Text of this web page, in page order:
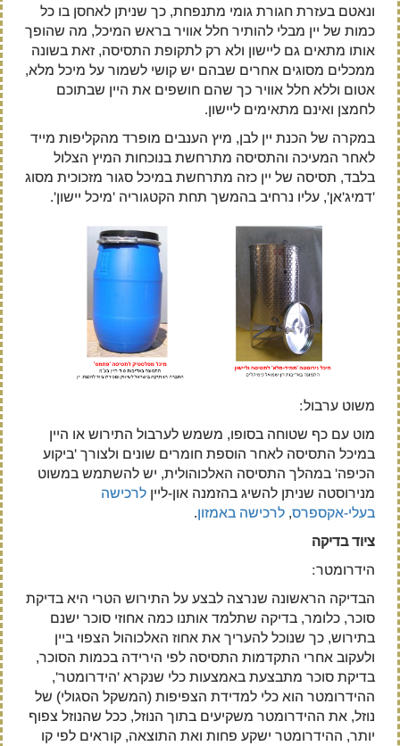
ונאטם בעזרת חגורת גומי מתנפחת, כך שניתן לאחסן בו כל
כמות של יין מבלי להותיר חלל אוויר בראש המיכל, מה שהופך
אותו מתאים גם ליישון ולא רק לתקופת התסיסה, זאת בשונה
ממכלים מסוגים אחרים שבהם יש קושי לשמור על מיכל מלא,
אטום וללא חלל אוויר כך שהם חושפים את היין שבתוכם
לחמצן ואינם מתאימים ליישון.
במקרה של הכנת יין לבן, מיץ הענבים מופרד מהקליפות מייד
לאחר המעיכה והתסיסה מתרחשת בנוכחות המיץ הצלול
בלבד, תסיסה של יין כזה מתרחשת במיכל סגור מזכוכית מסוג
'דמיג'אן', עליו נרחיב בהמשך תחת הקטגוריה 'מיכל יישון'.
משוט ערבול:
מוט עם כף שטוחה בסופו, משמש לערבול התירוש או היין
במיכל התסיסה לאחר הוספת חומרים שונים ולצורך 'ביקוע
הכיפה' במהלך התסיסה האלכוהולית, יש להשתמש במשוט
מנירוסטה שניתן להשיג בהזמנה און-ליין לרכישה
בעלי-אקספרס, לרכישה באמזון.
ציוד בדיקה
הידרומטר:
הבדיקה הראשונה שנרצה לבצע על התירוש הטרי היא בדיקת
סוכר, כלומר, בדיקה שתלמד אותנו כמה אחוזי סוכר ישנם
בתירוש, כך שנוכל להעריך את אחוז האלכוהול הצפוי ביין
ולעקוב אחרי התקדמות התסיסה לפי הירידה בכמות הסוכר,
בדיקת סוכר מתבצעת באמצעות כלי שנקרא 'הידרומטר',
ההידרומטר הוא כלי למדידת הצפיפות (המשקל הסגולי) של
נוזל, את ההידרומטר משקיעים בתוך הנוזל, ככל שהנוזל צפוף
יותר, ההידרומטר ישקע פחות ואת התוצאה, קוראים לפי קו